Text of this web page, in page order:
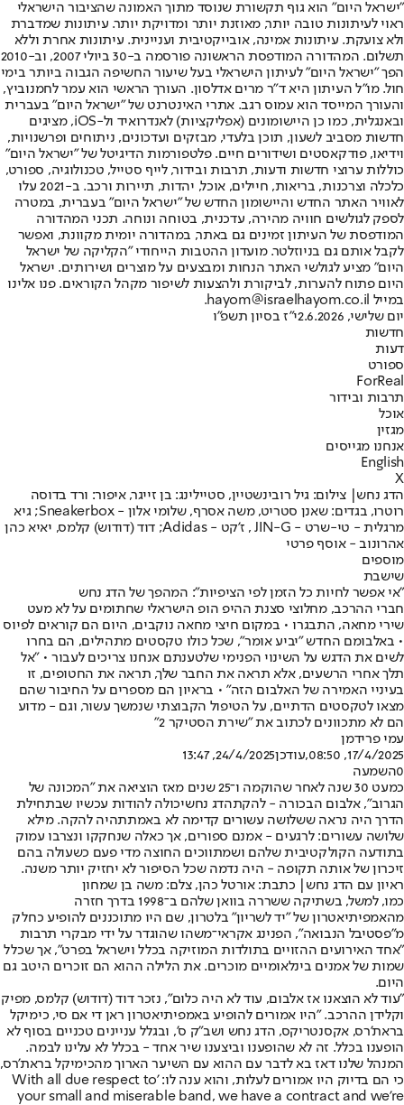
"ישראל היום" הוא גוף תקשורת שנוסד מתוך האמונה שהציבור הישראלי
ראוי לעיתונות טובה יותר, מאוזנת יותר ומדויקת יותר. עיתונות שמדברת
ולא צועקת. עיתונות אמינה, אובייקטיבית ועניינית. עיתונות אחרת וללא
תשלום. המהדורה המודפסת הראשונה פורסמה ב-30 ביולי 2007, וב-2010
הפך "ישראל היום" לעיתון הישראלי בעל שיעור החשיפה הגבוה ביותר בימי
חול. מו"ל העיתון היא ד"ר מרים אדלסון. העורך הראשי הוא עמר לחמנוביץ,
והעורך המייסד הוא עמוס רגב. אתרי האינטרנט של "ישראל היום" בעברית
ובאנגלית, כמו כן היישומונים (אפליקציות) לאנדרואיד ול-iOS, מציגים
חדשות מסביב לשעון, תוכן בלעדי, מבזקים ועדכונים, ניתוחים ופרשנויות,
וידיאו, פודקאסטים ושידורים חיים. פלטפורמות הדיגיטל של "ישראל היום"
כוללות ערוצי חדשות ודעות, תרבות ובידור, לייף סטייל, טכנולוגיה, ספורט,
כלכלה וצרכנות, בריאות, חיילים, אוכל, יהדות, תיירות ורכב. ב-2021 עלו
לאוויר האתר החדש והיישומון החדש של "ישראל היום" בעברית, במטרה
לספק לגולשים חוויה מהירה, עדכנית, בטוחה ונוחה. תכני המהדורה
המודפסת של העיתון זמינים גם באתר, במהדורה יומית מקוונת, ואפשר
לקבל אותם גם בניוזלטר. מועדון ההטבות הייחודי "הקליקה של ישראל
היום" מציע לגולשי האתר הנחות ומבצעים על מוצרים ושירותים. ישראל
היום פתוח להערות, לביקורת ולהצעות לשיפור מקהל הקוראים. פנו אלינו
במייל hayom@israelhayom.co.il.
יום שלישי, 2.6.2026
י"ז בסיון תשפ"ו
חדשות
דעות
ספורט
ForReal
תרבות ובידור
אוכל
מגזין
אנחנו מגייסים
English
X
הדג נחש| צילום: גיל רובינשטיין, סטיילינג: בן זייגר, איפור: ורד בדוסה
רוטרו, בגדים: שאנן סטריט, משה אסרף, שלומי אלון - Sneakerbox; גיא
מרגלית - טי-שרט - JIN-G , ז'קט - Adidas; דוד (דודוש) קלמס, יאיא כהן
אהרונוב - אוסף פרטי
מוספים
שישבת
"אי אפשר לחיות כל הזמן לפי הציפיות": המהפך של הדג נחש
חברי ההרכב, מחלוצי סצנת ההיפ הופ הישראלי שחתומים על לא מעט
שירי מחאה, התבגרו • במקום חיצי מחאה נוקבים, היום הם קוראים לפיוס
• באלבומם החדש "יביע אומר", שכל כולו טקסטים מתהילים, הם בחרו
לשים את הדגש על השינוי הפנימי שלטענתם אנחנו צריכים לעבור • "אל
תלך אחרי הרשעים, אלא תראה את החבר שלך, תראה את החטופים, זו
בעיניי האמירה של האלבום הזה" • בראיון הם מספרים על החיבור שהם
מצאו לטקסטים הדתיים, על הטיפול הקבוצתי שנמשך עשור, וגם - מדוע
הם לא מתכוונים לכתוב את "שירת הסטיקר 2"
עמי פרידמן
17/4/2025, 08:50
,עודכן24/4/2025, 13:47
0השמעה
כמעט 30 שנה לאחר שהוקמה ו־25 שנים מאז הוציאה את "המכונה של
הגרוב", אלבום הבכורה - להקתהדג נחשיכולה להודות עכשיו שבתחילת
הדרך היה נראה ששלושה עשורים קדימה לא באמתתהיה להקה. מילא
שלושה עשורים: לרגעים - אמנם ספורים, אך כאלה שנחקקו ונצרבו עמוק
בתודעה הקולקטיבית שלהם ושמתווכים החוצה מדי פעם כשעולה בהם
זיכרון של אותה תקופה - היה נדמה שכל הסיפור לא יחזיק יותר משנה.
ראיון עם הדג נחש| כתבת: אורטל כהן, צלם: משה בן שמחון
כמו, למשל, בשתיקה ששררה בוואן שלהם ב־1998 בדרך חזרה
מהאמפיתיאטרון של "יד לשריון" בלטרון, שם היו מתוכננים להופיע כחלק
מ"פסטיבל הנבואה", הפנינג אקראי־משהו שהוגדר על ידי מבקרי תרבות
"אחד האירועים ההזויים בתולדות המוזיקה בכלל וישראל בפרט", אך שכלל
שמות של אמנים בינלאומיים מוכרים. את הלילה ההוא הם זוכרים היטב גם
היום.
"עוד לא הוצאנו אז אלבום, עוד לא היה כלום", נזכר דוד (דודוש) קלמס, מפיק
וקלידן ההרכב. "היו אמורים להופיע באמפיתיאטרון ראן די אם סי, כימיקל
בראת'רס, אקסנטריקס, הדג נחש ושב"ק ס', ובגלל עניינים טכניים בסוף לא
הופענו בכלל. זה לא שהופענו וביצענו שיר אחד - בכלל לא עלינו לבמה.
המנהל שלנו דאז בא לדבר עם ההוא עם השיער הארוך מהכימיקל בראת'רס,
כי הם בדיוק היו אמורים לעלות, והוא ענה לו: 'With all due respect to
your small and miserable band, we have a contract and we’re